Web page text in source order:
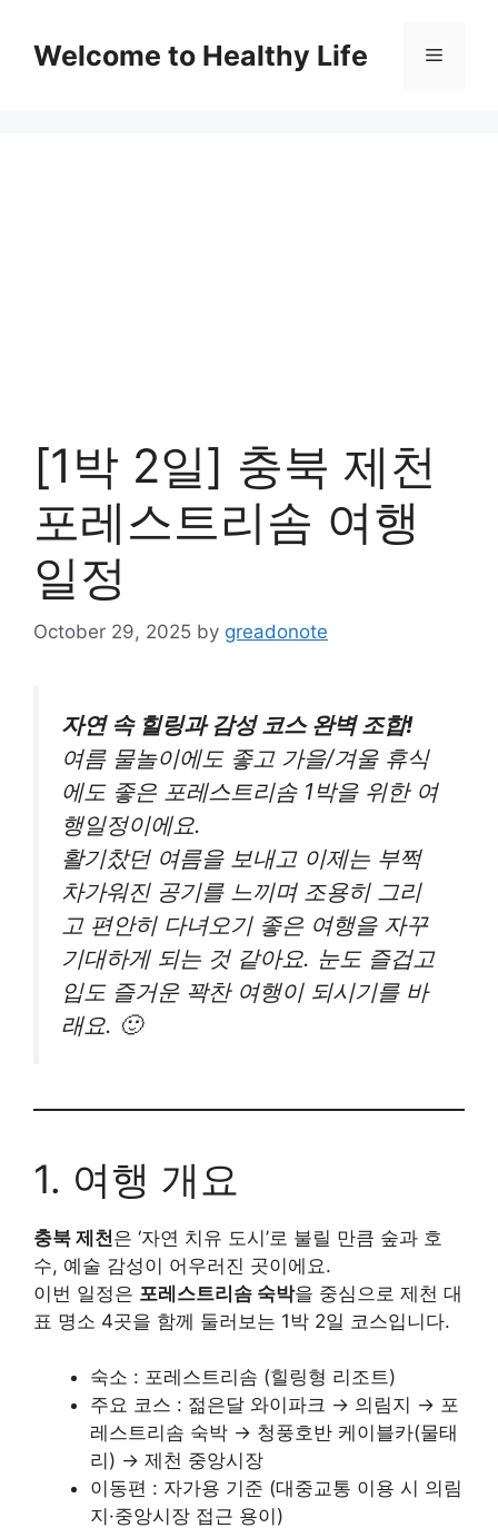
contentWelcome to Healthy Life Menu
[1박 2일] 충북 제천
포레스트리솜 여행
일정
October 29, 2025 by greadonote
자연 속 힐링과 감성 코스 완벽 조합!
여름 물놀이에도 좋고 가을/겨울 휴식
에도 좋은 포레스트리솜 1박을 위한 여
행일정이에요.
활기찼던 여름을 보내고 이제는 부쩍
차가워진 공기를 느끼며 조용히 그리
고 편안히 다녀오기 좋은 여행을 자꾸
기대하게 되는 것 같아요. 눈도 즐겁고
입도 즐거운 꽉찬 여행이 되시기를 바
래요. 🙂
1. 여행 개요
충북 제천은 ‘자연 치유 도시’로 불릴 만큼 숲과 호
수, 예술 감성이 어우러진 곳이에요.
이번 일정은 포레스트리솜 숙박을 중심으로 제천 대
표 명소 4곳을 함께 둘러보는 1박 2일 코스입니다.
숙소 : 포레스트리솜 (힐링형 리조트)
주요 코스 : 젊은달 와이파크 → 의림지 → 포
레스트리솜 숙박 → 청풍호반 케이블카(물태
리) → 제천 중앙시장
이동편 : 자가용 기준 (대중교통 이용 시 의림
지·중앙시장 접근 용이)